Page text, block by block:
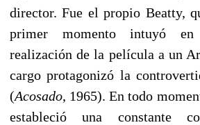
director. Fue el propio Beatty,
primer momento intuyó en
realización de la película a un
cargo protagonizó la
(Acosado, 1965). En todo
estableció una constante